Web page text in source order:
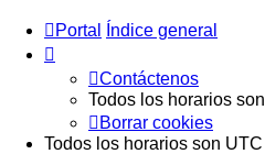
Portal Índice general
Contáctenos
Todos los horarios son
Borrar cookies
Todos los horarios son UTC